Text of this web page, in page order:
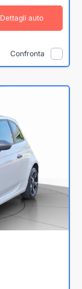
Dettagli auto
Confronta